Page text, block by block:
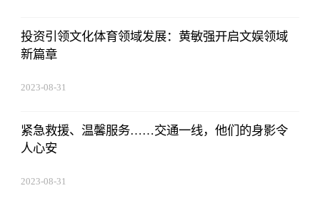
投资引领文化体育领域发展：黄敏强开启文娱领域
新篇章
2023-08-31
紧急救援、温馨服务……交通一线，他们的身影令
人心安
2023-08-31